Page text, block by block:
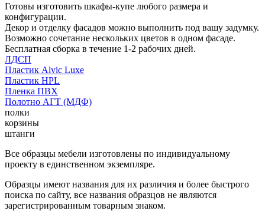
Готовы изготовить шкафы-купе любого размера и
конфигурации.
Декор и отделку фасадов можно выполнить под вашу задумку.
Возможно сочетание нескольких цветов в одном фасаде.
Бесплатная сборка в течение 1-2 рабочих дней.
ЛДСП
Пластик Alvic Luxe
Пластик HPL
Пленка ПВХ
Полотно АГТ (МДФ)
полки
корзины
штанги
Все образцы мебели изготовлены по индивидуальному
проекту в единственном экземпляре.
Образцы имеют названия для их различия и более быстрого
поиска по сайту, все названия образцов не являются
зарегистрированным товарным знаком.